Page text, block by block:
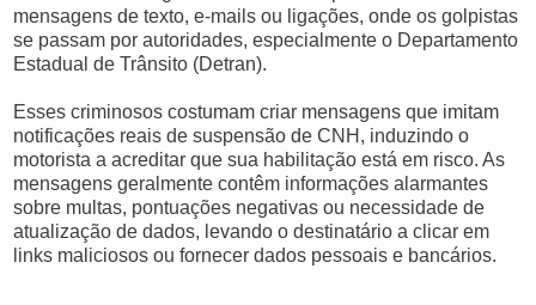
mensagens de texto, e-mails ou ligações, onde os golpistas
se passam por autoridades, especialmente o Departamento
Estadual de Trânsito (Detran).
Esses criminosos costumam criar mensagens que imitam
notificações reais de suspensão de CNH, induzindo o
motorista a acreditar que sua habilitação está em risco. As
mensagens geralmente contêm informações alarmantes
sobre multas, pontuações negativas ou necessidade de
atualização de dados, levando o destinatário a clicar em
links maliciosos ou fornecer dados pessoais e bancários.